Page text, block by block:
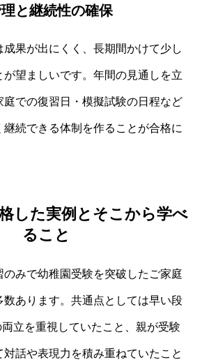
と継続性の確保
果が出にくく、長期間かけて少し
望ましいです。年間の見通しを立
庭での復習日・模擬試験の日程など
継続できる体制を作ることが合格に
した実例とそこから学べ
ること
みで幼稚園受験を突破したご家庭
数あります。共通点としては早い段
立を重視していたこと、親が受験
話や表現力を積み重ねていたこと